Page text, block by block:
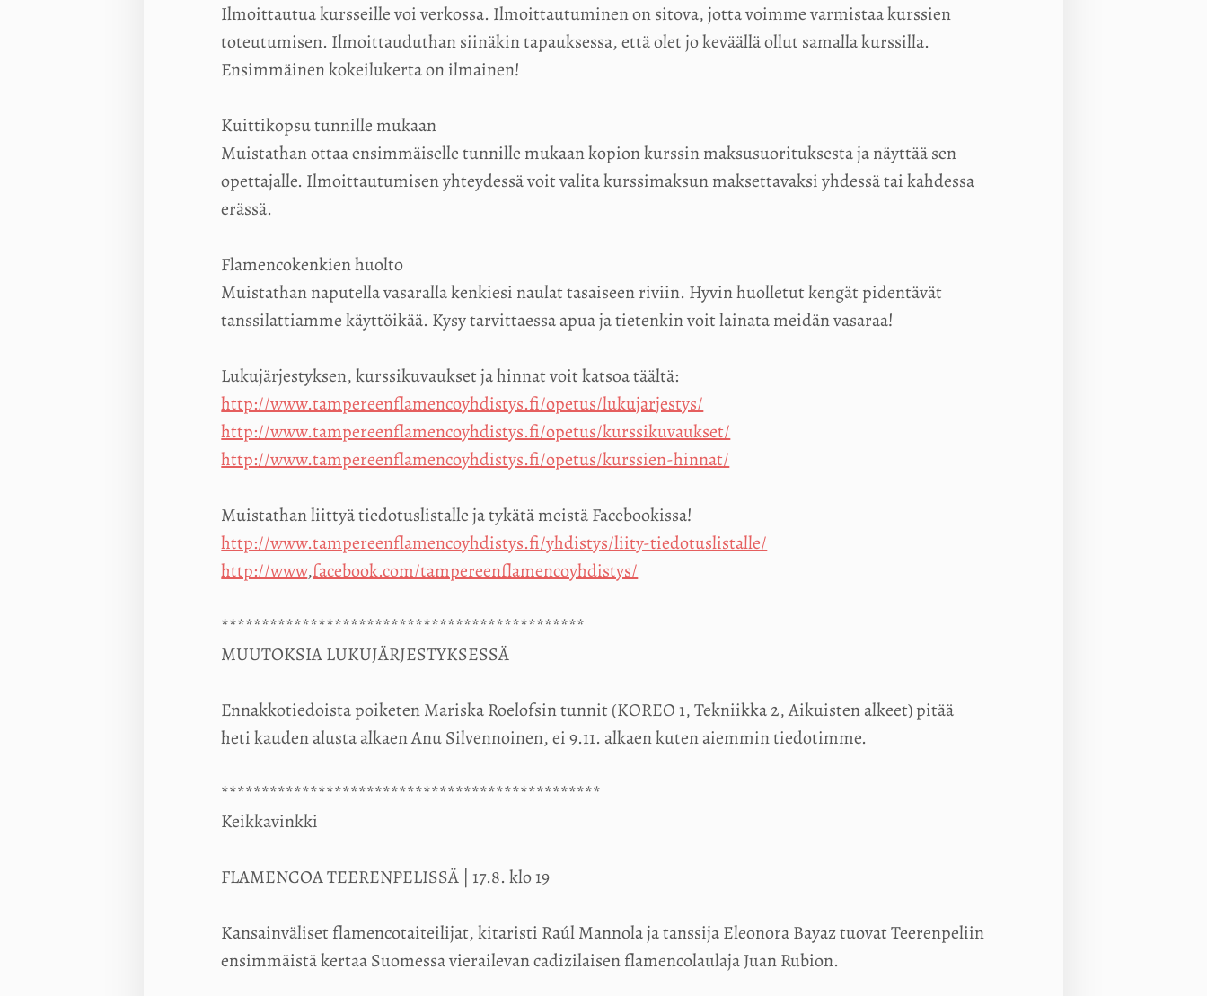
Ilmoittautua kursseille voi verkossa. Ilmoittautuminen on sitova, jotta voimme varmistaa kurssien
toteutumisen. Ilmoittauduthan siinäkin tapauksessa, että olet jo keväällä ollut samalla kurssilla.
Ensimmäinen kokeilukerta on ilmainen!
Kuittikopsu tunnille mukaan
Muistathan ottaa ensimmäiselle tunnille mukaan kopion kurssin maksusuorituksesta ja näyttää sen
opettajalle. Ilmoittautumisen yhteydessä voit valita kurssimaksun maksettavaksi yhdessä tai kahdessa
erässä.
Flamencokenkien huolto
Muistathan naputella vasaralla kenkiesi naulat tasaiseen riviin. Hyvin huolletut kengät pidentävät
tanssilattiamme käyttöikää. Kysy tarvittaessa apua ja tietenkin voit lainata meidän vasaraa!
Lukujärjestyksen, kurssikuvaukset ja hinnat voit katsoa täältä:
http://www.tampereenflamencoyhdistys.fi/opetus/lukujarjestys/
http://www.tampereenflamencoyhdistys.fi/opetus/kurssikuvaukset/
http://www.tampereenflamencoyhdistys.fi/opetus/kurssien-hinnat/
Muistathan liittyä tiedotuslistalle ja tykätä meistä Facebookissa!
http://www.tampereenflamencoyhdistys.fi/yhdistys/liity-tiedotuslistalle/
http://www,facebook.com/tampereenflamencoyhdistys/
*********************************************
MUUTOKSIA LUKUJÄRJESTYKSESSÄ
Ennakkotiedoista poiketen Mariska Roelofsin tunnit (KOREO 1, Tekniikka 2, Aikuisten alkeet) pitää
heti kauden alusta alkaen Anu Silvennoinen, ei 9.11. alkaen kuten aiemmin tiedotimme.
***********************************************
Keikkavinkki
FLAMENCOA TEERENPELISSÄ | 17.8. klo 19
Kansainväliset flamencotaiteilijat, kitaristi Raúl Mannola ja tanssija Eleonora Bayaz tuovat Teerenpeliin
ensimmäistä kertaa Suomessa vierailevan cadizilaisen flamencolaulaja Juan Rubion.